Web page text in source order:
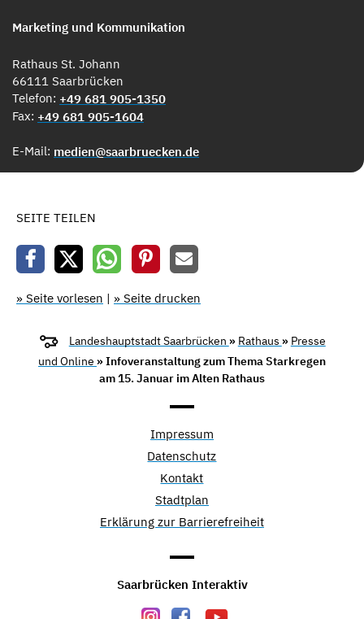
Marketing und Kommunikation
Rathaus St. Johann
66111 Saarbrücken
Telefon: +49 681 905-1350
Fax: +49 681 905-1604
E-Mail: medien@saarbruecken.de
SEITE TEILEN
» Seite vorlesen | » Seite drucken
Landeshauptstadt Saarbrücken » Rathaus » Presse
und Online » Infoveranstaltung zum Thema Starkregen
am 15. Januar im Alten Rathaus
Impressum
Datenschutz
Kontakt
Stadtplan
Erklärung zur Barrierefreiheit
Saarbrücken Interaktiv